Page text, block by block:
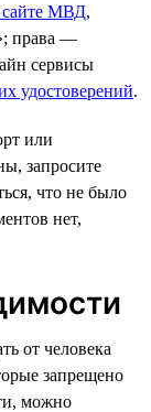
МВД,
права —
сервисы
удостоверений.
или
запросите
что не было
нет,
от человека
запрещено
можно